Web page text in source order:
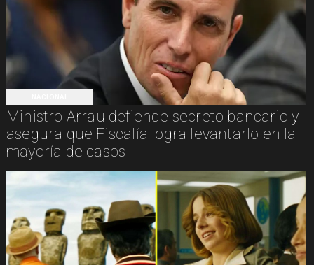
Ministro Arrau defiende secreto bancario y
asegura que Fiscalía logra levantarlo en la
mayoría de casos